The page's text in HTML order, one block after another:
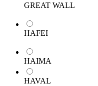
GREAT WALL
HAFEI
HAIMA
HAVAL